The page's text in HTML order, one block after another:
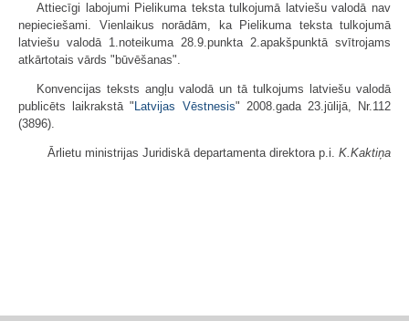
Attiecīgi labojumi Pielikuma teksta tulkojumā latviešu valodā nav
nepieciešami. Vienlaikus norādām, ka Pielikuma teksta tulkojumā
latviešu valodā 1.noteikuma 28.9.punkta 2.apakšpunktā svītrojams
atkārtotais vārds "būvēšanas".
Konvencijas teksts angļu valodā un tā tulkojums latviešu valodā
publicēts laikrakstā " Latvijas Vēstnesis" 2008.gada 23.jūlijā, Nr.112
(3896).
Ārlietu ministrijas Juridiskā departamenta direktora p.i. K.Kaktiņa